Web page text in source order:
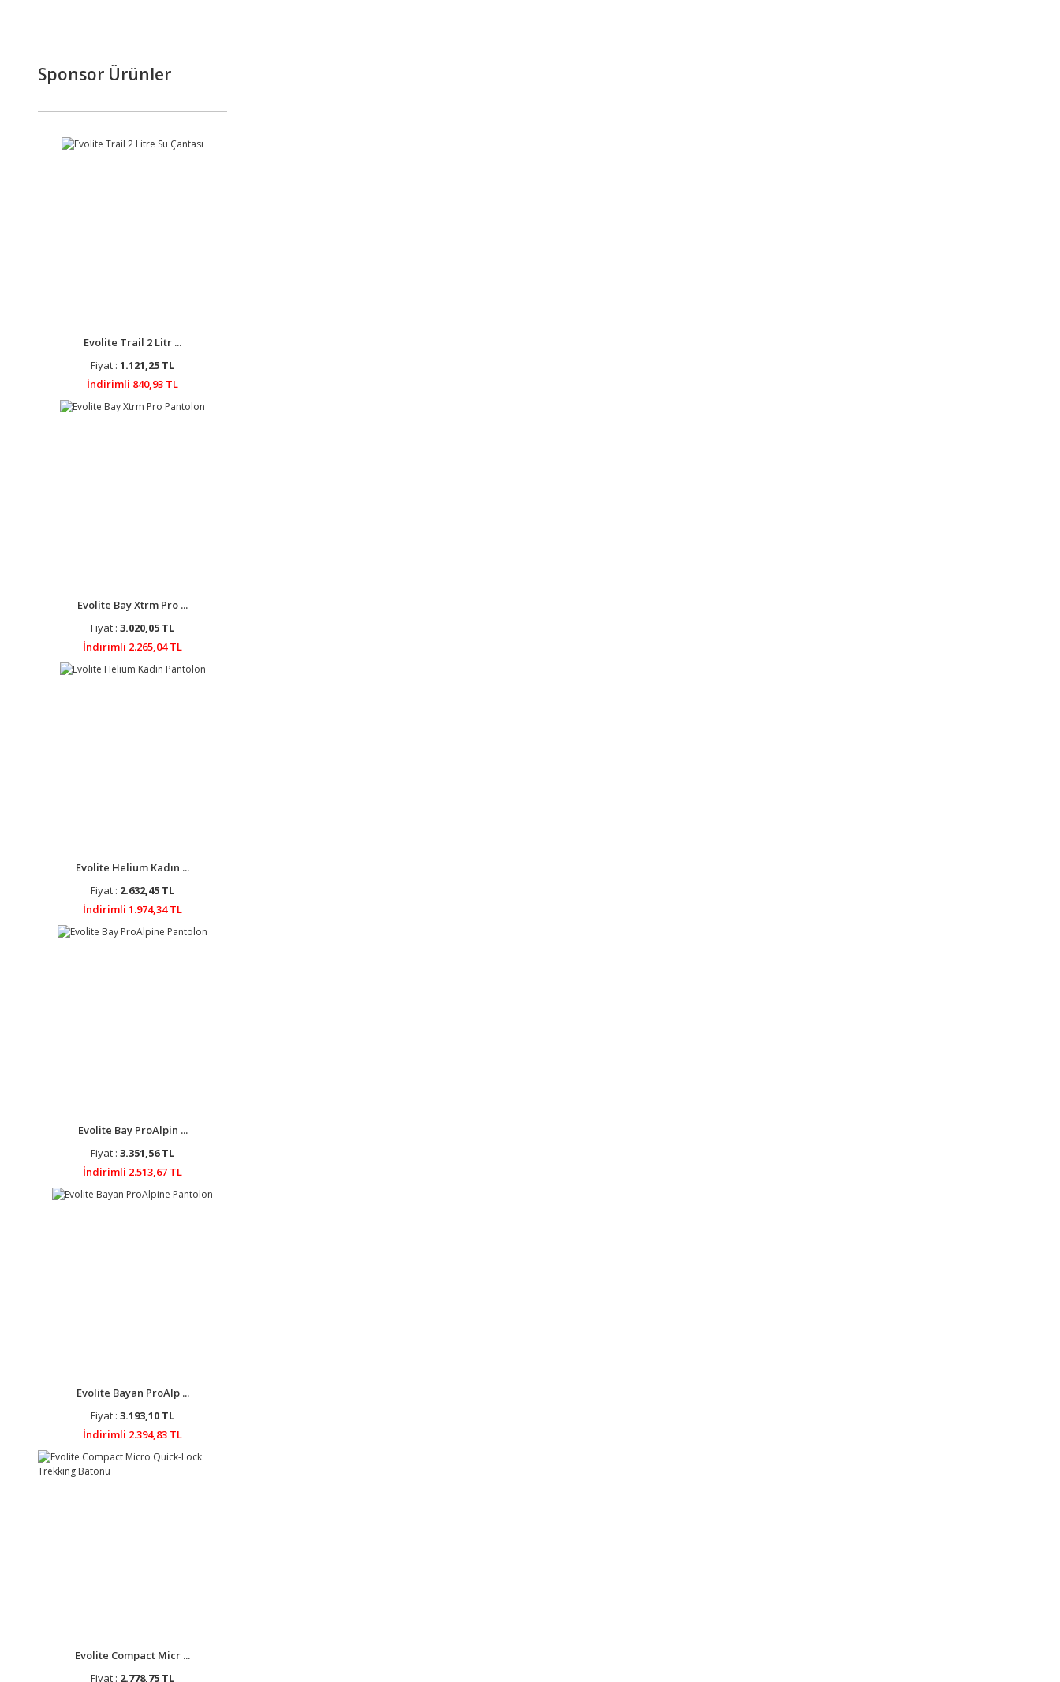
Sponsor Ürünler
Evolite Trail 2 Litr ...
Fiyat : 1.121,25 TL
İndirimli 840,93 TL
Evolite Bay Xtrm Pro ...
Fiyat : 3.020,05 TL
İndirimli 2.265,04 TL
Evolite Helium Kadın ...
Fiyat : 2.632,45 TL
İndirimli 1.974,34 TL
Evolite Bay ProAlpin ...
Fiyat : 3.351,56 TL
İndirimli 2.513,67 TL
Evolite Bayan ProAlp ...
Fiyat : 3.193,10 TL
İndirimli 2.394,83 TL
Evolite Compact Micr ...
Fiyat : 2.778,75 TL